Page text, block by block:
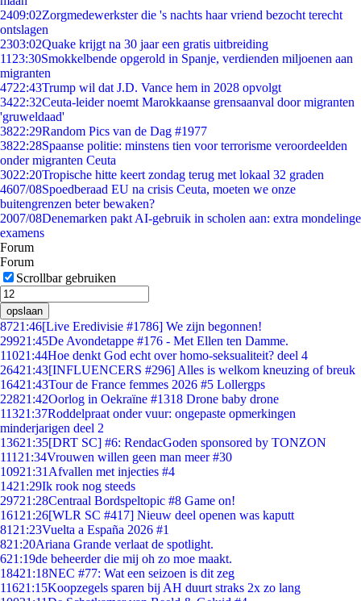
2409:02Zorgmedewerkster die 's nachts haar vriend bezocht terecht
ontslagen
2303:02Quake krijgt na 30 jaar een gratis uitbreiding
11 23:30Smokkelbende opgerold in Spanje, verdienden miljoenen aan
migranten
4722:43Trump wil dat J.D. Vance hem in 2028 opvolgt
3422:32Ceuta-leider noemt Marokkaanse grensaanval door migranten
'gruweldaad'
3822:29Random Pics van de Dag #1977
3822:28Spaanse politie: minstens tien voor terrorisme veroordeelden
onder migranten Ceuta
3022:20Tropische hitte keert zondag terug met lokaal 32 graden
4607/08Spoedberaad EU na crisis Ceuta, moeten we onze
buitengrenzen beter bewaken?
2007/08Denemarken pakt AI-gebruik in scholen aan: extra mondelinge
examens
Forum
Forum
Scrollbar gebruiken
opslaan
8721:46[Live Eredivisie #1786] We zijn begonnen!
29921:45De Avondetappe #176 - Met Ellen ten Damme.
11021:44Hoe denkt God echt over homo-seksualiteit? deel 4
26421:43[INFLUENCERS #296] Alles is welkom kneuzing of breuk
16421:43Tour de France femmes 2026 #5 Lollergps
22821:42Oorlog in Oekraïne #1318 Drone baby drone
11321:37Roddelpraat onder vuur: ongepaste opmerkingen
minderjarigen deel 2
13621:35[DRT SC] #6: RendacGoden sponsored by TONZON
111 21:34Vrouwen willen geen man meer #30
10921:31 Afvallen met injecties #4
1421:29Ik rook nog steeds
29721:28Centraal Bordspeltopic #8 Game on!
161 21:26[WLR SC #417] Nieuw deel openen was kaputt
81 21:23Vuelta a España 2026 #1
821:20Ariana Grande verlaat de spotlight.
621:19de beheerder die mij oh zo moe maakt.
18421:18NEC #77: Wat een seizoen is dit zeg
11621:15Koopzegels sparen bij AH duurt straks 2x zo lang